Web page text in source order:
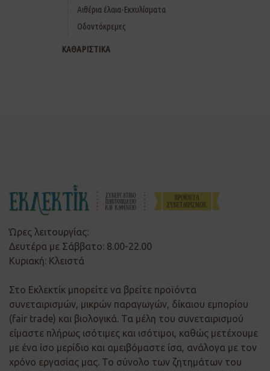
Αιθέρια έλαια-Εκχυλίσματα
Οδοντόκρεμες
ΚΑΘΑΡΙΣΤΙΚΑ
Ώρες λειτουργίας:
Δευτέρα με Σάββατο: 8.00-22.00
Κυριακή: Κλειστά
Στο Εκλεκτίκ μπορείτε να βρείτε προϊόντα
συνεταιρισμών, μικρών παραγωγών, δίκαιου εμπορίου
(fair trade) και βιολογικά. Τα μέλη του συνεταιρισμού
είμαστε πλήρως ισότιμες και ισότιμοι, καθώς μετέχουμε
με ένα ίσο μερίδιο και αμειβόμαστε ίσα, ανάλογα με τον
χρόνο εργασίας μας. Το σύνολο των ζητημάτων του